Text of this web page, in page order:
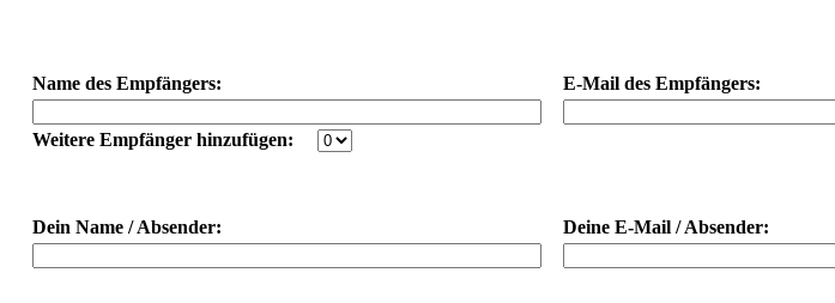
Name des Empfängers: E-Mail des Empfängers:
Weitere Empfänger hinzufügen:
Dein Name / Absender: Deine E-Mail / Absender: